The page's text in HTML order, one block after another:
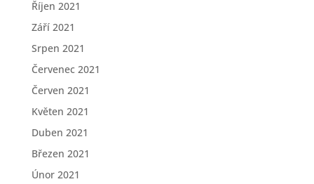
Říjen 2021
Září 2021
Srpen 2021
Červenec 2021
Červen 2021
Květen 2021
Duben 2021
Březen 2021
Únor 2021